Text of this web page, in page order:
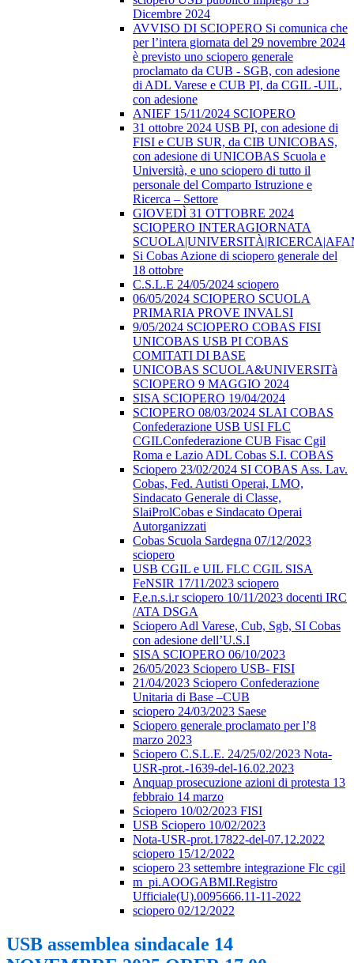
Dicembre 2024
AVVISO DI SCIOPERO Si comunica che
per l’intera giornata del 29 novembre 2024
è previsto uno sciopero generale
proclamato da CUB - SGB, con adesione
di ADL Varese e CUB PI, da CGIL -UIL,
con adesione
ANIEF 15/11/2024 SCIOPERO
31 ottobre 2024 USB PI, con adesione di
FISI e CUB SUR, da CIB UNICOBAS,
con adesione di UNICOBAS Scuola e
Università, e uno sciopero di tutto il
personale del Comparto Istruzione e
Ricerca – Settore
GIOVEDÌ 31 OTTOBRE 2024
SCIOPERO INTERAGIORNATA
Si Cobas Azione di sciopero generale del
18 ottobre
C.S.L.E 24/05/2024 sciopero
06/05/2024 SCIOPERO SCUOLA
PRIMARIA PROVE INVALSI
9/05/2024 SCIOPERO COBAS FISI
UNICOBAS USB PI COBAS
COMITATI DI BASE
UNICOBAS SCUOLA&UNIVERSITà
SCIOPERO 9 MAGGIO 2024
SISA SCIOPERO 19/04/2024
SCIOPERO 08/03/2024 SLAI COBAS
Confederazione USB USI FLC
CGILConfederazione CUB Fisac Cgil
Roma e Lazio ADL Cobas S.I. COBAS
Sciopero 23/02/2024 SI COBAS Ass. Lav.
Cobas, Fed. Autisti Operai, LMO,
Sindacato Generale di Classe,
SlaiProlCobas e Sindacato Operai
Autorganizzati
Cobas Scuola Sardegna 07/12/2023
sciopero
USB CGIL e UIL FLC CGIL SISA
FeNSIR 17/11/2023 sciopero
F.e.n.s.i.r sciopero 10/11/2023 docenti IRC
/ATA DSGA
Sciopero Adl Varese, Cub, Sgb, SI Cobas
con adesione dell’U.S.I
SISA SCIOPERO 06/10/2023
26/05/2023 Sciopero USB- FISI
21/04/2023 Sciopero Confederazione
Unitaria di Base –CUB
sciopero 24/03/2023 Saese
Sciopero generale proclamato per l’8
marzo 2023
Sciopero C.S.L.E. 24/25/02/2023 Nota-
USR-prot.-1639-del-16.02.2023
Anquap prosecuzione azioni di protesta 13
febbraio 14 marzo
Sciopero 10/02/2023 FISI
USB Sciopero 10/02/2023
Nota-USR-prot.17822-del-07.12.2022
sciopero 15/12/2022
sciopero 23 settembre integrazione Flc cgil
m_pi.AOOGABMI.Registro
Ufficiale(U).0095666.11-11-2022
sciopero 02/12/2022
USB assemblea sindacale 14